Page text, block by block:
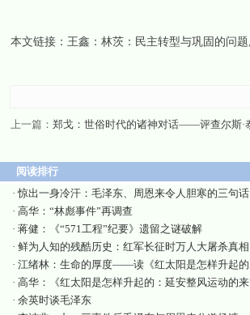
本文链接： 王鑫：林茨：民主转型与巩固的问题
上一篇： 郑戈：世俗时代的诸神对话——评查尔斯·
阅读排行
·惊出一身冷汗：毛泽东、周恩来令人胆寒的三句话
· 高华：“林彪事件”再调查
· 蒋健：《“571工程”纪要》遗留之谜破解
· 鲜为人知的残酷历史：红军长征时万人大屠杀真相
· 江绪林：生命的厚度——读《红太阳是怎样升起的
· 高华：《红太阳是怎样升起的：延安整风运动的
· 余英时谈毛泽东